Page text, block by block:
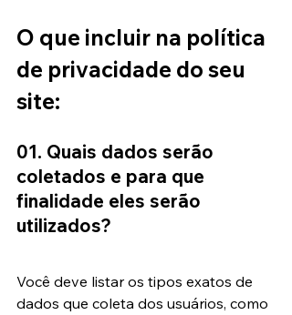
O que incluir na política
de privacidade do seu
site:
01. Quais dados serão
coletados e para que
finalidade eles serão
utilizados?
Você deve listar os tipos exatos de
dados que coleta dos usuários, como